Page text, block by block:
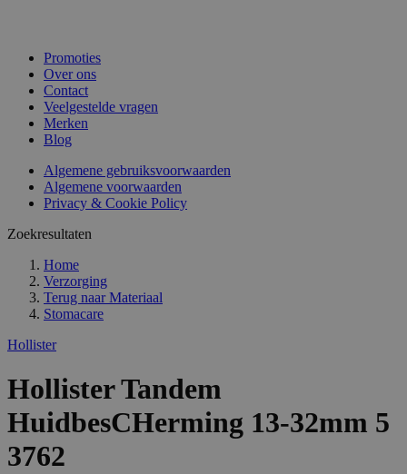
Promoties
Over ons
Contact
Veelgestelde vragen
Merken
Blog
Algemene gebruiksvoorwaarden
Algemene voorwaarden
Privacy & Cookie Policy
Zoekresultaten
Home
Verzorging
Terug naar Materiaal
Stomacare
Hollister
Hollister Tandem
HuidbesCHerming 13-32mm 5
3762